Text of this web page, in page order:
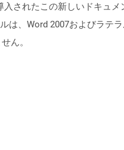
されたこの新しいドキュメ
は、Word 2007およびラテ
ん。